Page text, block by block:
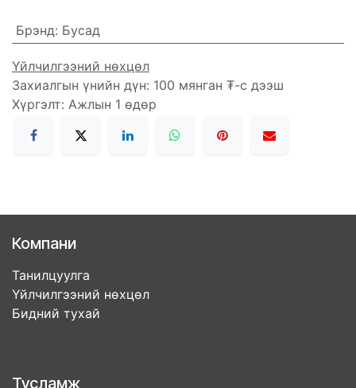
Брэнд: Бусад
Үйлчилгээний нөхцөл
Захиалгын үнийн дүн: 100 мянган ₮-с дээш
Хүргэлт: Ажлын 1 өдөр
Компани
Танилцуулга
Үйлчилгээний нөхцөл
Бидний тухай
Тусламж